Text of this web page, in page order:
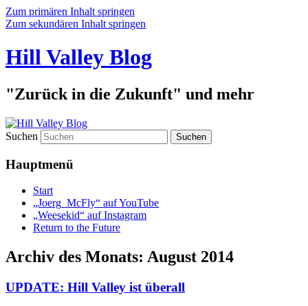
Zum primären Inhalt springen
Zum sekundären Inhalt springen
Hill Valley Blog
"Zurück in die Zukunft" und mehr
Suchen
Hauptmenü
Start
„Joerg_McFly“ auf YouTube
„Weesekid“ auf Instagram
Return to the Future
Archiv des Monats: August 2014
UPDATE: Hill Valley ist überall